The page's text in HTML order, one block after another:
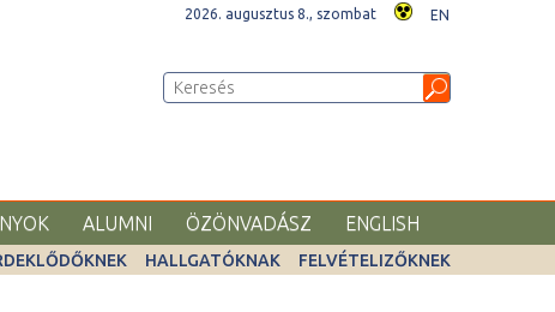
2026. augusztus 8., szombat EN
ALUMNI ÖZÖNVADÁSZ ENGLISH
HALLGATÓKNAK FELVÉTELIZŐKNEK